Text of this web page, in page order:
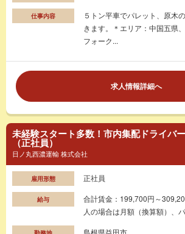
仕事内容
５トン平車でパレット、原木
きます。＊エリア：中国五県
フォーク...
求人情報詳細へ
未経験スタート多数！市内集配ドライバ
（正社員）
日ノ丸西濃運輸 株式会社
雇用形態 正社員
給与
合計賃金：199,700円～
人の場合は月額（換算額）、
島根県益田市